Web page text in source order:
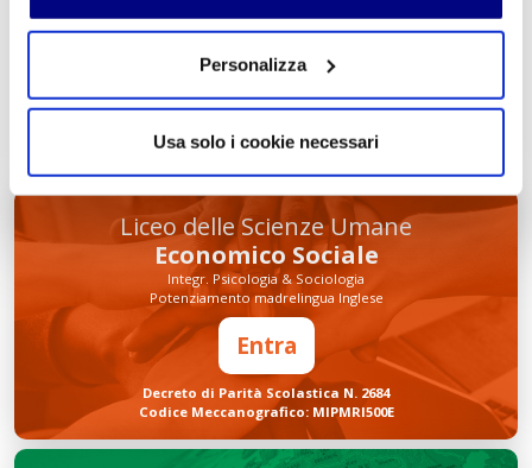
Personalizza
Usa solo i cookie necessari
INVIA COMMENTO
Liceo delle Scienze Umane
Economico Sociale
Integr. Psicologia & Sociologia
Potenziamento madrelingua Inglese
Entra
Decreto di Parità Scolastica N. 2684
Codice Meccanografico: MIPMRI500E